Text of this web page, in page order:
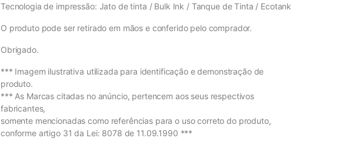
Tecnologia de impressão: Jato de tinta / Bulk Ink / Tanque de Tinta / Ecotank
O produto pode ser retirado em mãos e conferido pelo comprador.
Obrigado.
*** Imagem ilustrativa utilizada para identificação e demonstração de
produto.
*** As Marcas citadas no anúncio, pertencem aos seus respectivos
fabricantes,
somente mencionadas como referências para o uso correto do produto,
conforme artigo 31 da Lei: 8078 de 11.09.1990 ***